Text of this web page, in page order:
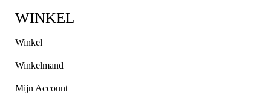
WINKEL
Winkel
Winkelmand
Mijn Account